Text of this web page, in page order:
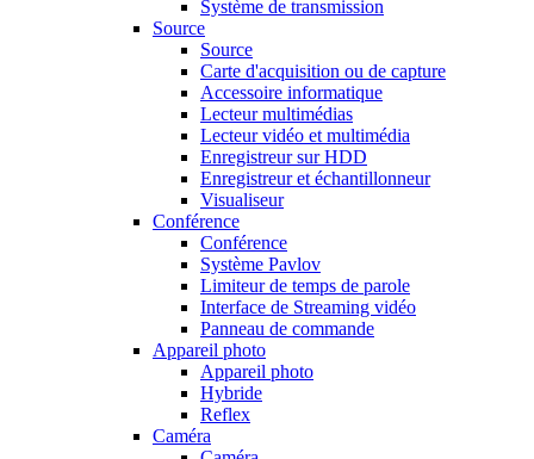
Système de transmission
Source
Source
Carte d'acquisition ou de capture
Accessoire informatique
Lecteur multimédias
Lecteur vidéo et multimédia
Enregistreur sur HDD
Enregistreur et échantillonneur
Visualiseur
Conférence
Conférence
Système Pavlov
Limiteur de temps de parole
Interface de Streaming vidéo
Panneau de commande
Appareil photo
Appareil photo
Hybride
Reflex
Caméra